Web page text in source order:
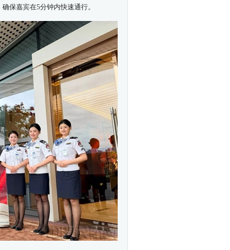
确保嘉宾在5分钟内快速通行。